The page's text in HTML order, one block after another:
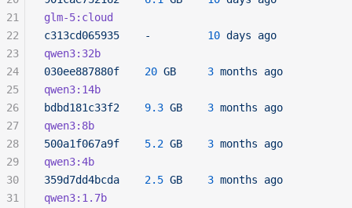
glm-5:cloud
c313cd065935
    -
         10
days ago
qwen3:32b
030ee887880f
    20
GB
     3
months ago
qwen3:14b
bdbd181c33f2
    9.3
GB
    3
months ago
qwen3:8b
500a1f067a9f
    5.2
GB
    3
months ago
qwen3:4b
359d7dd4bcda
    2.5
GB
    3
months ago
qwen3:1.7b
21
22
23
24
25
26
27
28
29
30
31